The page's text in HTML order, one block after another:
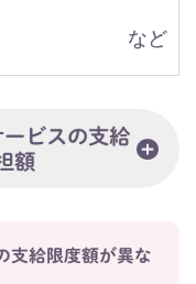
など
ービスの支給
額
支給限度額が異な